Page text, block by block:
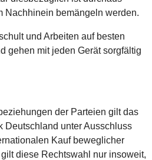
Nachhinein bemängeln werden.
und Arbeiten auf besten
gehen mit jeden Gerät sorgfältig
der Parteien gilt das
Deutschland unter Ausschluss
Kauf beweglicher
diese Rechtswahl nur insoweit,